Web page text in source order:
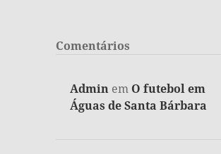
Comentários
Admin em O futebol em
Águas de Santa Bárbara